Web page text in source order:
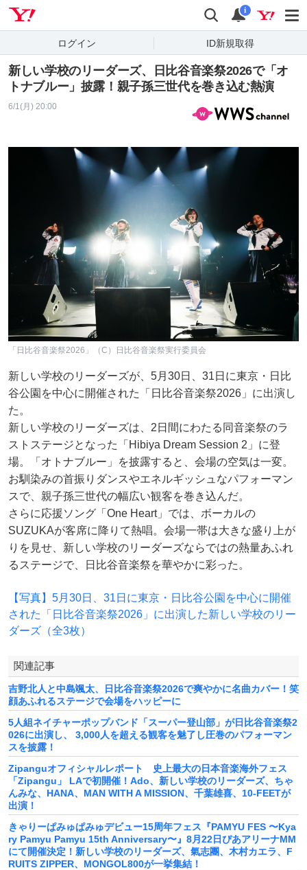
検索 通知
i
ログイン ID新規取得
新しい学校のリーダーズ、日比谷音楽祭2026で「オ
トナブルー」披露！親子孫三世代を巻き込む熱演
6/1(月) 20:00
「日比谷音楽祭2026」（C）日比谷音楽祭実行委員会
新しい学校のリーダーズが、5月30日、31日に東京・日比
谷公園を中心に開催された「日比谷音楽祭2026」に出演し
た。
新しい学校のリーダーズは、2日間にわたる同音楽祭のラ
ストステージとなった「Hibiya Dream Session 2」に登
場。「オトナブルー」を披露すると、会場の空気は一変。
お馴染みの首振りダンスやエネルギッシュなパフォーマン
スで、親子孫三世代の幅広い観客を巻き込んだ。
さらに応援ソング「One Heart」では、ボーカルの
SUZUKAが客席に降りて熱唱。会場一帯は大きな盛り上が
りを見せ、新しい学校のリーダーズならではの熱量あふれ
るステージで、日比谷音楽祭を華やかに彩った。
【写真】5月30日、31日に東京・日比谷公園を中心に開催
された「日比谷音楽祭2026」に出演した新しい学校のリー
ダーズ（全3枚）
関連記事
吉野北人と中島颯太、日比谷音楽祭2026で爽やかに名曲カバー！笑
顔あふれるステージで会場をハッピーに
5人組ネイチャーポップバンド「スーパー登山部」が日比谷音楽祭2
026に出演し、 3,000人を超える観客を魅了し圧巻のパフォーマン
スを披露！
Zipanguオフィシャルレポート 史上最大の日本音楽海外フェス
「Zipangu」 LAで初開催！Ado、新しい学校のリーダーズ、ちゃ
んみな、HANA、MAN WITH A MISSION、千葉雄喜、10-FEETが
出演！
きゃりーぱみゅぱみゅデビュー15周年フェス『PAMYU FES 〜Kya
ry Pamyu Pamyu 15th Anniversary〜』8月22日ぴあアリーナMM
にて開催決定！新しい学校のリーダーズ、氣志團、木村カエラ、F
RUITS ZIPPER、MONGOL800が一挙集結！